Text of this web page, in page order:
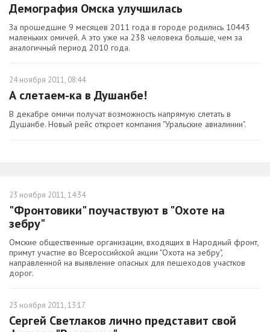
Демография Омска улучшилась
За прошедшие 9 месяцев 2011 года в городе родились 10443
маленьких омичей. А это уже на 238 человека больше, чем за
аналогичный период 2010 года.
24 ноября 2011, 08:44
А слетаем-ка в Душанбе!
В декабре омичи получат возможность напрямую слетать в
Душанбе. Новый рейс откроет компания "Уральские авиалинии".
23 ноября 2011, 14:34
"Фронтовики" поучаствуют в "Охоте на
зебру"
Омские общественные организации, входящих в Народный фронт,
примут участие во Всероссийской акции "Охота на зебру",
направленной на выявление опасных для пешеходов участков
дорог.
23 ноября 2011, 13:17
Сергей Светлаков лично представит свой